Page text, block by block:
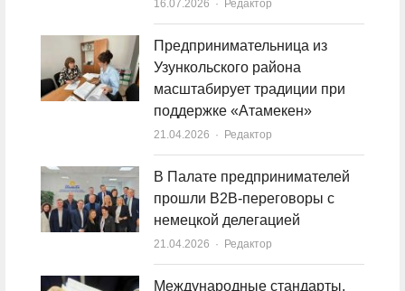
16.07.2026 Author
Редактор
Предпринимательница из
Узункольского района
масштабирует традиции при
поддержке «Атамекен»
21.04.2026 Author
Редактор
В Палате предпринимателей
прошли B2B-переговоры с
немецкой делегацией
21.04.2026 Author
Редактор
Международные стандарты,